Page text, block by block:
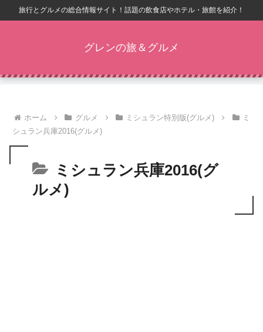
旅行とグルメの総合情報サイト！話題の飲食店やホテル・旅館を紹介！
グレンの旅＆グルメ
ホーム グルメ ミシュラン特別版(グルメ)
ミ
シュラン兵庫2016(グルメ)
ミシュラン兵庫2016(グ
ルメ)